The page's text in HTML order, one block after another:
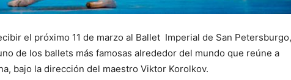
el próximo 11 de marzo al Ballet Imperial de San Petersburgo,
de los ballets más famosas alrededor del mundo que reúne a
bajo la dirección del maestro Viktor Korolkov.